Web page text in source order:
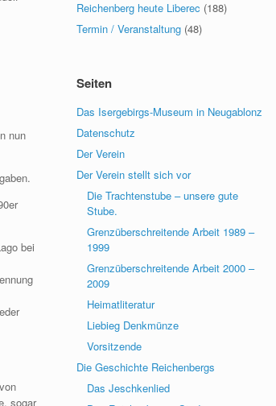
nun
bei
sogar
Reichenberg heute Liberec (188)
Termin / Veranstaltung (48)
Seiten
Das Isergebirgs-Museum in Neugablonz
Datenschutz
Der Verein
Der Verein stellt sich vor
Die Trachtenstube – unsere gute
Stube.
Grenzüberschreitende Arbeit 1989 –
1999
Grenzüberschreitende Arbeit 2000 –
2009
Heimatliteratur
Liebieg Denkmünze
Vorsitzende
Die Geschichte Reichenbergs
Das Jeschkenlied